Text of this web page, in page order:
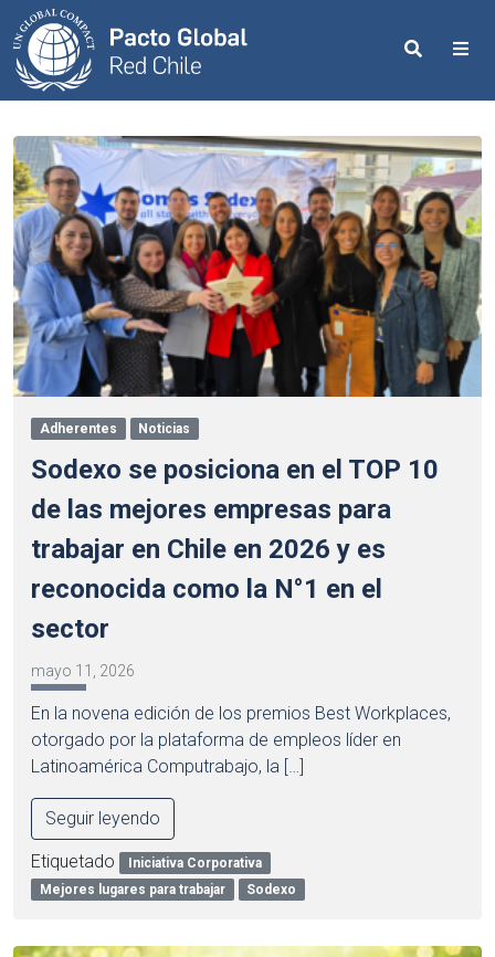
Search
Adherentes Noticias
Sodexo se posiciona en el TOP 10
de las mejores empresas para
trabajar en Chile en 2026 y es
reconocida como la N°1 en el
sector
mayo 11, 2026
En la novena edición de los premios Best Workplaces,
otorgado por la plataforma de empleos líder en
Latinoamérica Computrabajo, la […]
Seguir leyendo
Etiquetado
Iniciativa Corporativa
Mejores lugares para trabajar
Sodexo